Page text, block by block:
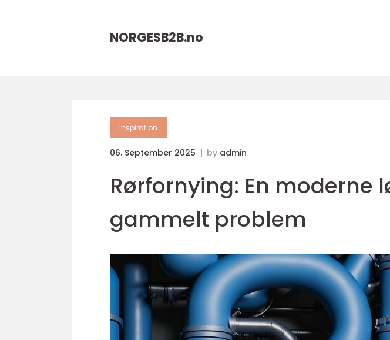
NORGESB2B.no
inspiration
06. September 2025 by admin
Rørfornying: En moderne
gammelt problem